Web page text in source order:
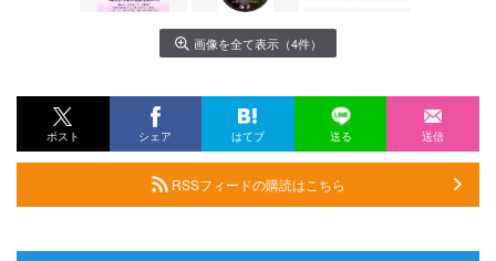
画像を全て表示（4件）
ポスト シェア はてブ 送る 送信
RSSフィードの購読はこちら